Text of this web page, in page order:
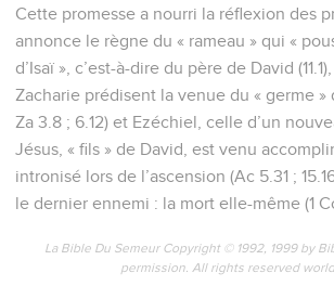
Cette promesse a nourri la réflexion des
annonce le règne du « rameau » qui «
d’Isaï », c’est-à-dire du père de David
Zacharie prédisent la venue du « germe »
Za 3.8 ; 6.12) et Ezéchiel, celle d’un
Jésus, « fils » de David, est venu
intronisé lors de l’ascension (Ac 5.31 ;
le dernier ennemi : la mort elle-même (1
La Bible Du Semeur Copyright © 1992, 1999 by
permission. All rights reserved